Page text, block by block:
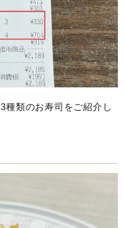
種類のお寿司をご紹介し